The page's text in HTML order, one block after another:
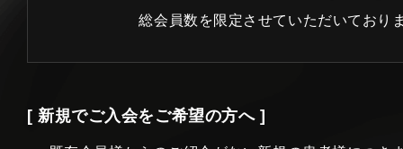
総会員数を限定させていただいており
[ 新規でご入会をご希望の方へ ]